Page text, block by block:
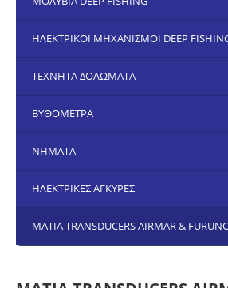
ΗΛΕΚΤΡΙΚΟΙ ΜΗΧΑΝΙΣΜΟΙ DEEP
ΤΕΧΝΗΤΑ ΔΟΛΩΜΑΤΑ
ΒΥΘΟΜΕΤΡΑ
ΝΗΜΑΤΑ
ΗΛΕΚΤΡΙΚΕΣ ΑΓΚΥΡΕΣ
ΜΑΤΙΑ TRANSDUCERS AIRMAR &